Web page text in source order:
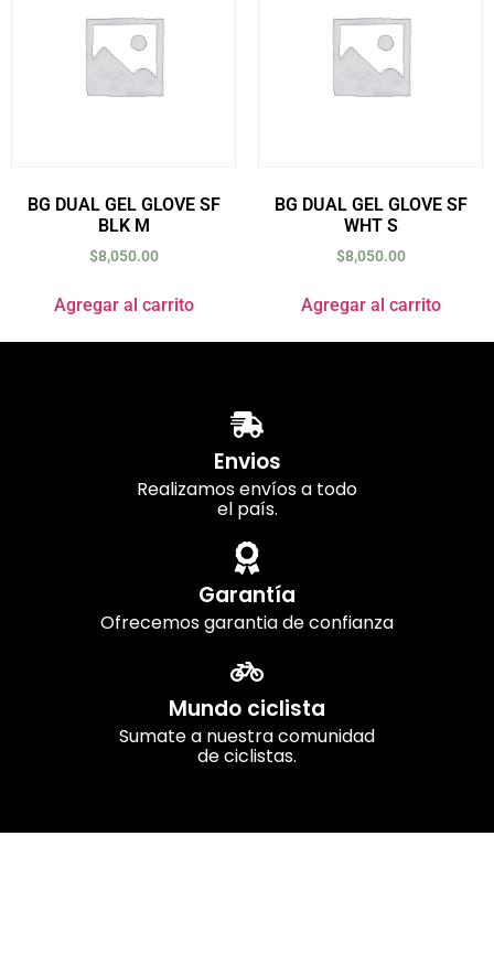
BG DUAL GEL GLOVE SF
BLK M
$8,050.00
Agregar al carrito
BG DUAL GEL GLOVE SF
WHT S
$8,050.00
Agregar al carrito
Envios
Realizamos envíos a todo
el país.
Garantía
Ofrecemos garantia de confianza
Mundo ciclista
Sumate a nuestra comunidad
de ciclistas.